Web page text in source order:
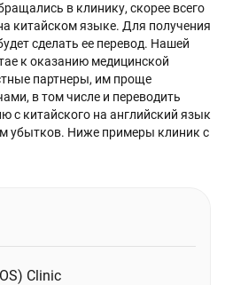
в клинику, скорее всего
китайском языке. Для получения
сделать ее перевод. Нашей
к оказанию медицинской
партнеры, им проще
в том числе и переводить
с китайского на английский язык
убытков. Ниже примеры клиник с
Clinic